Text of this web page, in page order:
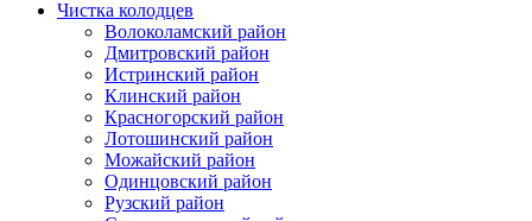
Чистка колодцев
Волоколамский район
Дмитровский район
Истринский район
Клинский район
Красногорский район
Лотошинский район
Можайский район
Одинцовский район
Рузский район